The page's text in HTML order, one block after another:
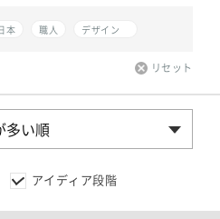
本 職人 デザイン
リセット
アイディア段階